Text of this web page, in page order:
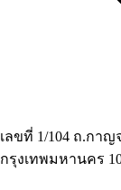
เลขที่ 1/104 ถ.กา
กรุงเทพมหานคร